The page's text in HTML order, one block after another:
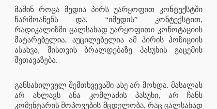
მაშინ როცა მედია პირს უარყოფით კონტექსტში
წარმოაჩენს და, “იმედის” კონტექსტით,
რადიკალიზმი ცალსახად უარყოფითი კონოტაციის
მატარებელია, აუცილებელია ამ პირის პოზიციის
ასახვა, მისთვის ბრალდებაზე პასუხის გაცემის
შეთავაზება.
განსახილველ შემთხვევაში ასე არ მოხდა. მასალას
არ ახლავს ანა კომლაძის პასუხი, არ ჩანს
კომენტარის მოპოვების მცდელობა, რაც ცალსახად